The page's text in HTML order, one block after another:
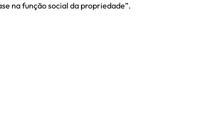
na função social da propriedade”.